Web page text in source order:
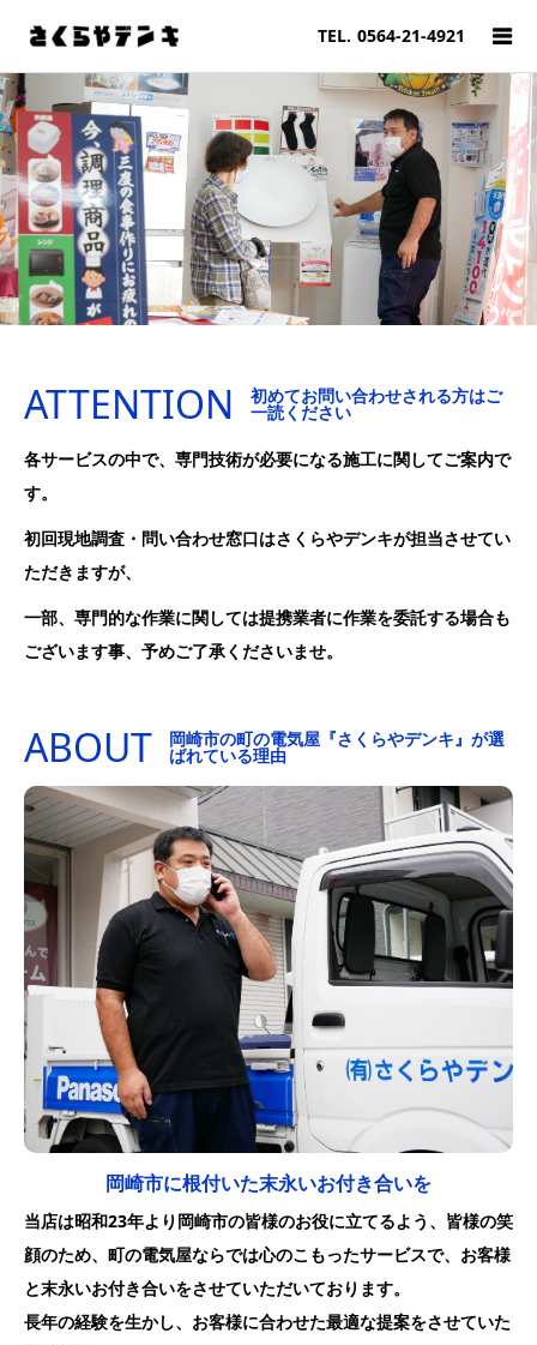
TEL. 0564-21-4921
ATTENTION 初めてお問い合わせされる方はご
一読ください
各サービスの中で、専門技術が必要になる施工に関してご案内で
す。
初回現地調査・問い合わせ窓口はさくらやデンキが担当させてい
ただきますが、
一部、専門的な作業に関しては提携業者に作業を委託する場合も
ございます事、予めご了承くださいませ。
ABOUT 岡崎市の町の電気屋『さくらやデンキ』が選
ばれている理由
岡崎市に根付いた末永いお付き合いを
当店は昭和23年より岡崎市の皆様のお役に立てるよう、皆様の笑
顔のため、町の電気屋ならでは心のこもったサービスで、お客様
と末永いお付き合いをさせていただいております。
長年の経験を生かし、お客様に合わせた最適な提案をさせていた